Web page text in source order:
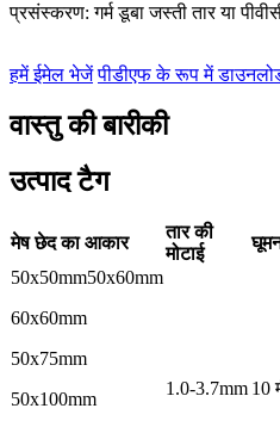
प्रसंस्करण: गर्म डूबा जस्ती तार या
हमें ईमेल भेजें पीडीएफ के रूप में
वास्तु की बारीकी
उत्पाद टैग
मेष छेद का आकार
तार की
मोटाई
50x50mm50x60mm
60x60mm
50x75mm
50x100mm
1.0-3.7mm 10